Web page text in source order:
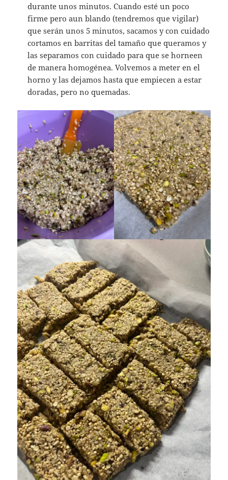
durante unos minutos. Cuando esté un poco
firme pero aun blando (tendremos que vigilar)
que serán unos 5 minutos, sacamos y con cuidado
cortamos en barritas del tamaño que queramos y
las separamos con cuidado para que se horneen
de manera homogénea. Volvemos a meter en el
horno y las dejamos hasta que empiecen a estar
doradas, pero no quemadas.